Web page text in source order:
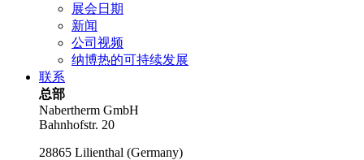
展会日期
新闻
公司视频
纳博热的可持续发展
联系
总部
Nabertherm GmbH
Bahnhofstr. 20
28865 Lilienthal (Germany)